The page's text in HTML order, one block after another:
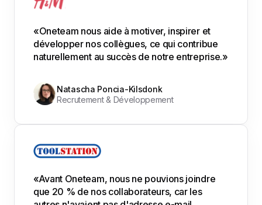
«Oneteam nous aide à motiver, inspirer et
développer nos collègues, ce qui contribue
naturellement au succès de notre entreprise.»
Natascha Poncia-Kilsdonk
Recrutement & Développement
«Avant Oneteam, nous ne pouvions joindre
que 20 % de nos collaborateurs, car les